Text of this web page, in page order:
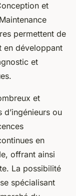
et
permettent de
en développant
et
et
d’ingénieurs ou
en
offrant ainsi
La possibilité
spécialisant